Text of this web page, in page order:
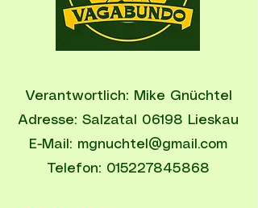
Verantwortlich: Mike Gnüchtel
Adresse: Salzatal 06198 Lieskau
E-Mail: mgnuchtel@gmail.com
Telefon: 015227845868